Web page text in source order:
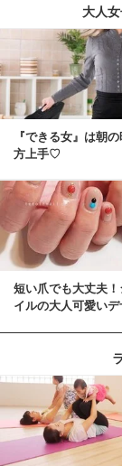
大人
『できる女』は朝
方上手♡
短い爪でも大丈夫
イルの大人可愛い